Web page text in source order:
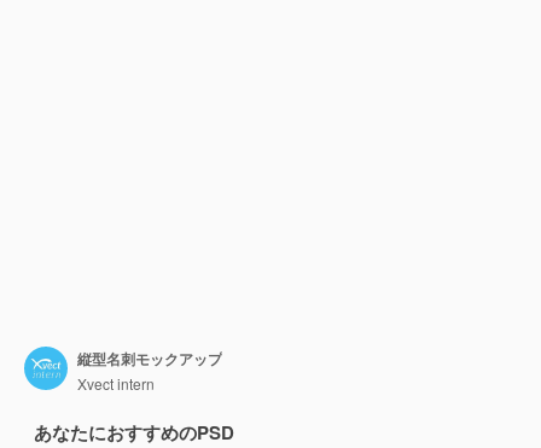
縦型名刺モックアップ
Xvect intern
あなたにおすすめのPSD